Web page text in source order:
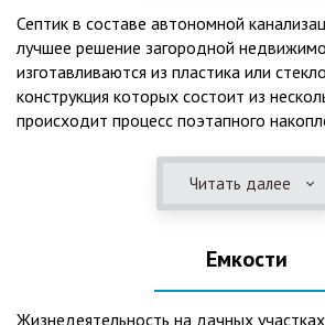
Септик в составе автономной
лучшее решение загородной
изготавливаются из пластика или
конструкция которых состоит из
происходит процесс поэтапного
длительный срок службы, так как не
2. Обладают высокой прочностью –
состоянии. 3. Могут эксплуатироваться
России при любых низких
герметичны, что дает гарантию по
Читать далее
Емкости
Жизнедеятельность на дачных